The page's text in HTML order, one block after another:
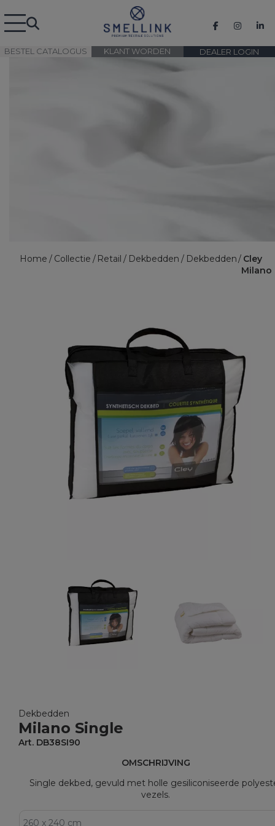
BESTEL CATALOGUS DEALER LOGIN
KLANT WORDEN
Home Collectie Retail Dekbedden Dekbedden
Cley
Milano
Dekbedden
Milano Single
Art. DB38SI90
OMSCHRIJVING
Single dekbed, gevuld met holle gesiliconiseerde
vezels.